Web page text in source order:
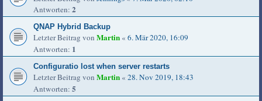
Antworten: 2
QNAP Hybrid Backup
Letzter Beitrag von Martin « 6. Mär 2020, 16:09
Antworten: 1
Configuratio lost when server restarts
Letzter Beitrag von Martin « 28. Nov 2019, 18:43
Antworten: 5